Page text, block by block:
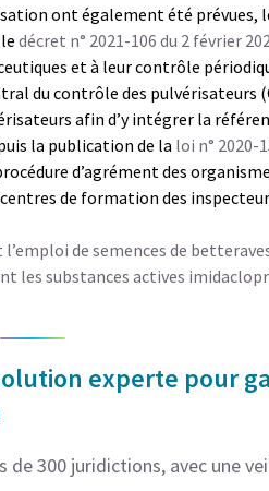
ont également été prévues,
décret n° 2021-106 du 2 février
et à leur contrôle
du contrôle des pulvérisateurs
afin d’y intégrer la
la publication de la loi n° 2020-
d’agrément des
de formation des
de semences de
les substances actives
experte pour
de 300 juridictions, avec une